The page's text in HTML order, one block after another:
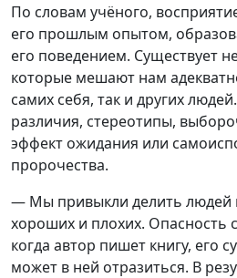
По словам учёного,
его прошлым опытом,
его поведением. Существует
которые мешают нам
самих себя, так и других
различия, стереотипы,
эффект ожидания или
пророчества.
— Мы привыкли делить людей
хороших и плохих. Опасность
когда автор пишет книгу, его
может в ней отразиться. В